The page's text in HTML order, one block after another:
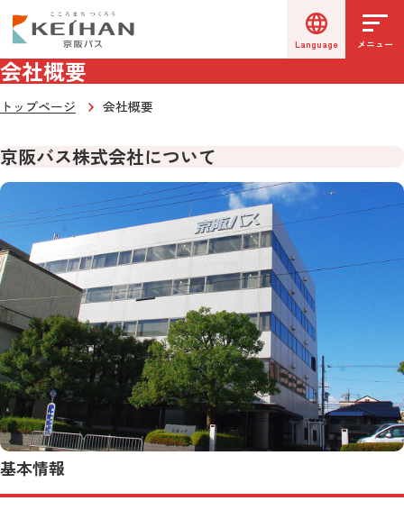
Language メニュー
会社概要
トップページ 会社概要
京阪バス株式会社について
基本情報